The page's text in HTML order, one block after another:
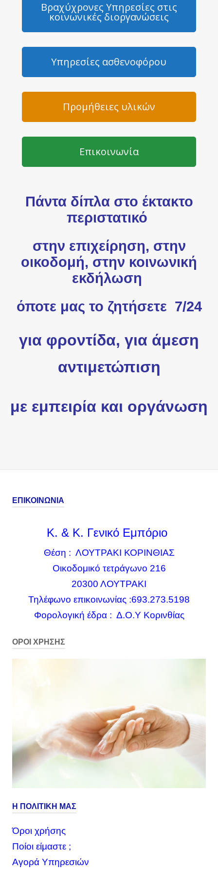
Βραχύχρονες Υπηρεσίες στις
κοινωνικές διοργανώσεις
Υπηρεσίες ασθενοφόρου
Προμήθειες υλικών
Επικοινωνία
Πάντα δίπλα στο έκτακτο
περιστατικό
στην επιχείρηση, στην
οικοδομή, στην κοινωνική
εκδήλωση
όποτε μας το ζητήσετε 7/24
για φροντίδα, για άμεση
αντιμετώπιση
με εμπειρία και οργάνωση
ΕΠΙΚΟΙΝΩΝΙΑ
Κ. & Κ. Γενικό Εμπόριο
Θέση : ΛΟΥΤΡΑΚΙ ΚΟΡΙΝΘΙΑΣ
Οικοδομικό τετράγωνο 216
20300 ΛΟΥΤΡΑΚΙ
Τηλέφωνο επικοινωνίας :693.273.5198
Φορολογική έδρα : Δ.Ο.Υ Κορινθίας
ΌΡΟΙ ΧΡΉΣΗΣ
Η ΠΟΛΙΤΙΚΗ ΜΑΣ
Όροι χρήσης
Ποίοι είμαστε ;
Αγορά Υπηρεσιών